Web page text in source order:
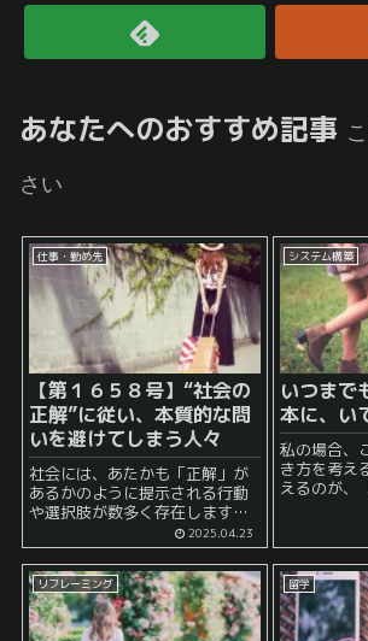
あなたへのおすすめ記事
さい
仕事・勤め先
【第１６５８号】“社会の
正解”に従い、本質的な問
いを避けてしまう人々
社会には、あたかも「正解」が
あるかのように提示される行動
や選択肢が数多く存在します。
たとえば、「いい大学に入るべ
き」「保険には入っておいたほ
うが安心」「留学すれば視野が
広がる」といった言説は、一定
の説得力を持ち、多くの人が無
意識に...
2025.04.23
システム構築
いつまで
本に、い
私の場合、
き方を考え
えるのが、 「住環境を一体どう
答えを出
す。 そして、今までは「部屋の
中に限った
して、自分
リフレーミング 留学